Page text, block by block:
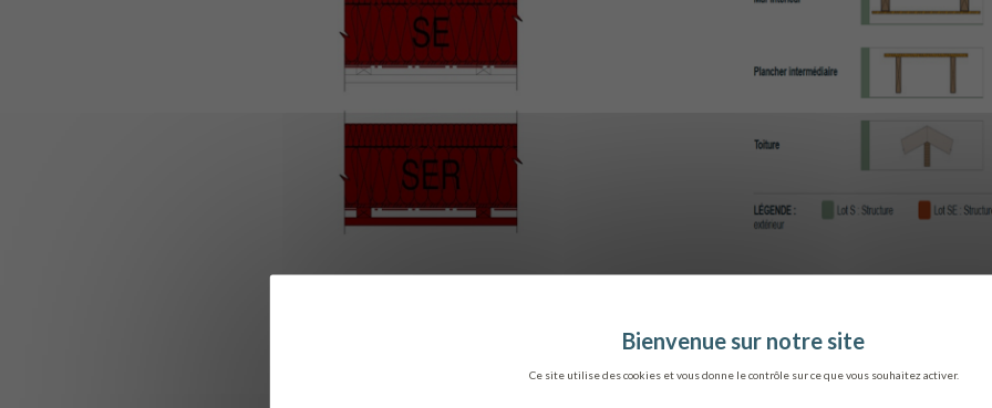
Ce site utilise des cookies et vous donne le contrôle sur ce que vous souhaitez activer.
TÉLÉCHARGER LA FICHE